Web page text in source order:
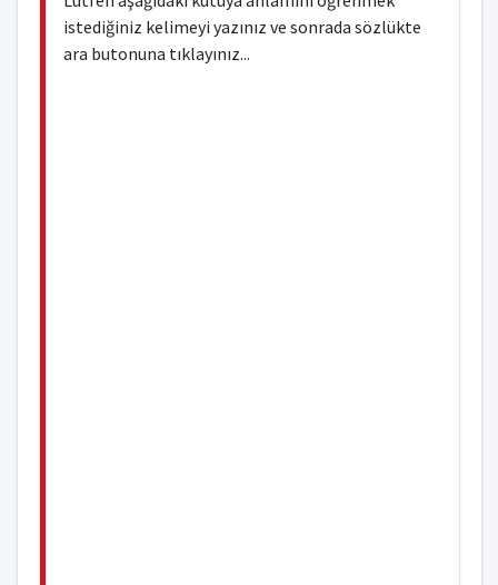
istediğiniz kelimeyi yazınız ve sonrada sözlükte
ara butonuna tıklayınız...